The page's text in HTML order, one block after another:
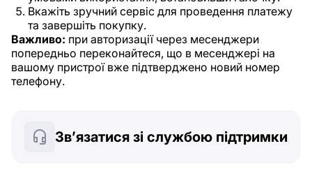
Вкажіть зручний сервіс для проведення платежу
та завершіть покупку.
Важливо: при авторизації через месенджери
попередньо переконайтеся, що в месенджері на
вашому пристрої вже підтверджено новий номер
телефону.
Зв’язатися зі службою підтримки